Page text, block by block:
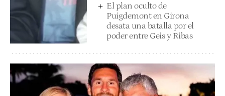
El plan oculto de
Puigdemont en Girona
desata una batalla por el
poder entre Geis y Ribas